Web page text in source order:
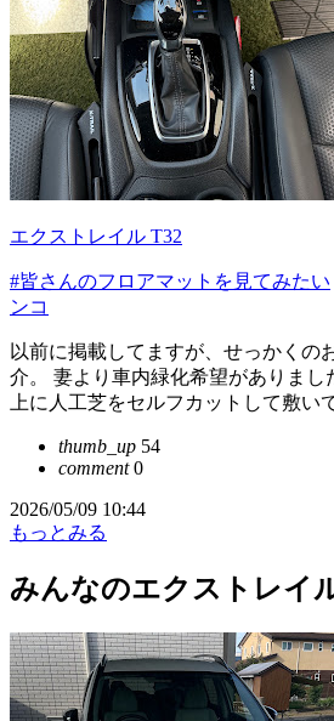
エクストレイル T32
#皆さんのフロアマットを見てみたい
ンコ
以前に掲載してますが、せっかくの
介。 妻より車内緑化希望がありまし
上に人工芝をセルフカットして敷い
thumb_up 54
comment0
2026/05/09 10:44
もっとみる
みんなのエクストレイ